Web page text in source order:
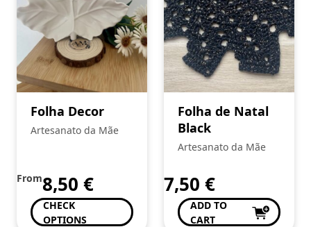
Folha Decor
Artesanato da Mãe
From8,50 €
CHECK
OPTIONS
Folha de Natal
Black
Artesanato da Mãe
7,50 €
ADD TO
CART